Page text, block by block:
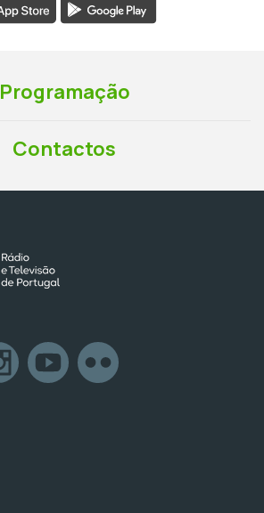
Programação
Contactos